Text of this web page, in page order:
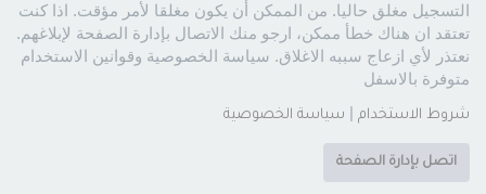
التسجيل مغلق حاليا. من الممكن أن يكون مغلقا لأمر مؤقت. اذا كنت
تعتقد ان هناك خطأ ممكن، ارجو منك الاتصال بإدارة الصفحة لإبلاغهم.
نعتذر لأي ازعاج سببه الاغلاق. سياسة الخصوصية وقوانين الاستخدام
متوفرة بالاسفل
شروط الاستخدام | سياسة الخصوصية
اتصل بإدارة الصفحة